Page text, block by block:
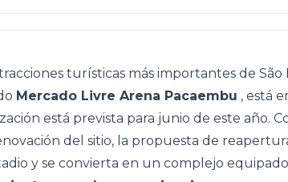
turísticas más importantes de São
Mercado Livre Arena Pacaembu , está
está prevista para junio de este año.
del sitio, la propuesta de
y se convierta en un complejo